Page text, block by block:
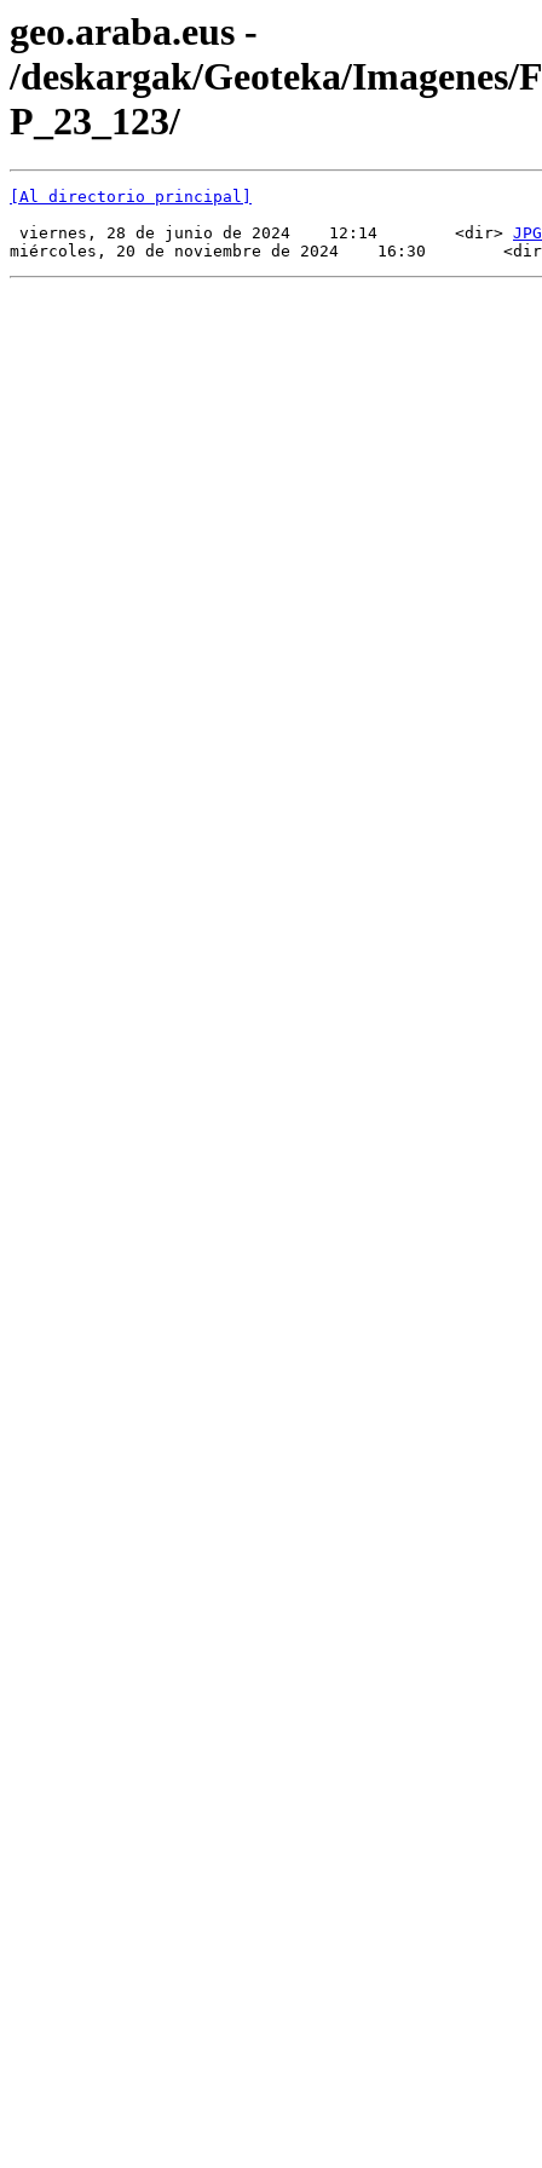
geo.araba.eus -
/deskargak/Geoteka/Imagenes/
P_23_123/
[Al directorio principal]
viernes, 28 de junio de 2024    12:14        <dir> JPG
miércoles, 20 de noviembre de 2024    16:30